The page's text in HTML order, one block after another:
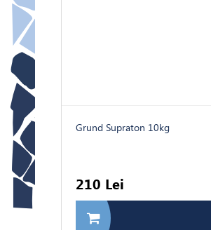
Grund Supraton 10kg
210 Lei